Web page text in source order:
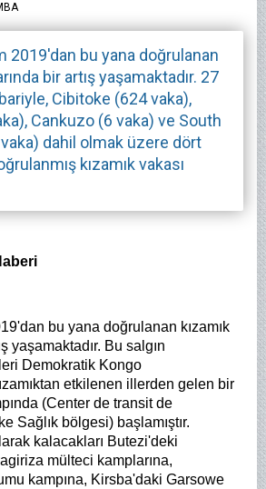
2019'dan bu yana doğrulanan
bir artış yaşamaktadır. 27
Cibitoke (624 vaka),
Cankuzo (6 vaka) ve South
dahil olmak üzere dört
kızamık vakası
bu yana doğrulanan kızamık
yaşamaktadır. Bu salgın
Demokratik Kongo
etkilenen illerden gelen bir
(Center de transit de
Sağlık bölgesi) başlamıştır.
kalacakları Butezi'deki
mülteci kamplarına,
kampına, Kirsba'daki Garsowe